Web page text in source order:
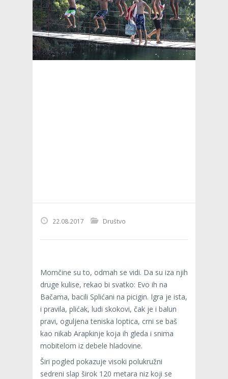
22.08.2017 Društvo
Momčine su to, odmah se vidi. Da su iza njih
druge kulise, rekao bi svatko: Evo ih na
Bačama, bacili Splićani na picigin. Igra je ista,
i pravila, plićak, ludi skokovi, čak je i balun
pravi, oguljena teniska loptica, crni se baš
kao nikab Arapkinje koja ih gleda i snima
mobitelom iz debele hladovine.
Širi pogled pokazuje visoki polukružni
sedreni slap širok 120 metara niz koji se